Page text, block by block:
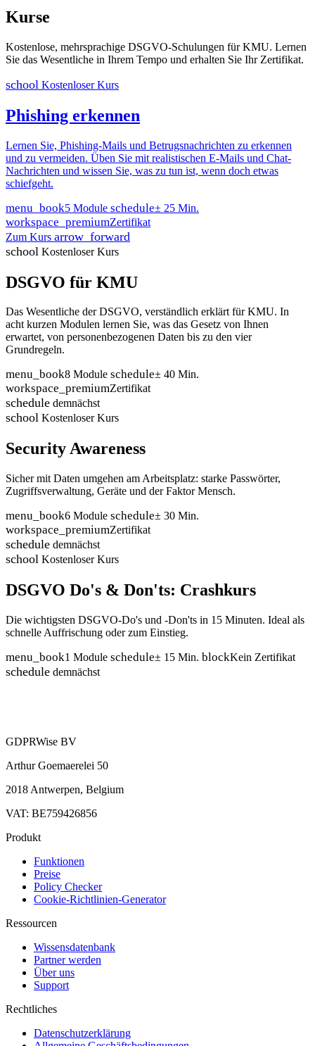
Kurse
Kostenlose, mehrsprachige DSGVO-Schulungen für KMU. Lernen
Sie das Wesentliche in Ihrem Tempo und erhalten Sie Ihr Zertifikat.
school Kostenloser Kurs
Phishing erkennen
Lernen Sie, Phishing-Mails und Betrugsnachrichten zu erkennen
und zu vermeiden. Üben Sie mit realistischen E-Mails und Chat-
Nachrichten und wissen Sie, was zu tun ist, wenn doch etwas
schiefgeht.
menu_book5 Module schedule± 25 Min.
workspace_premiumZertifikat
Zum Kurs arrow_forward
school Kostenloser Kurs
DSGVO für KMU
Das Wesentliche der DSGVO, verständlich erklärt für KMU. In
acht kurzen Modulen lernen Sie, was das Gesetz von Ihnen
erwartet, von personenbezogenen Daten bis zu den vier
Grundregeln.
menu_book8 Module schedule± 40 Min.
workspace_premiumZertifikat
schedule demnächst
school Kostenloser Kurs
Security Awareness
Sicher mit Daten umgehen am Arbeitsplatz: starke Passwörter,
Zugriffsverwaltung, Geräte und der Faktor Mensch.
menu_book6 Module schedule± 30 Min.
workspace_premiumZertifikat
schedule demnächst
school Kostenloser Kurs
DSGVO Do's & Don'ts: Crashkurs
Die wichtigsten DSGVO-Do's und -Don'ts in 15 Minuten. Ideal als
schnelle Auffrischung oder zum Einstieg.
menu_book1 Module schedule± 15 Min. blockKein Zertifikat
schedule demnächst
GDPRWise BV
Arthur Goemaerelei 50
2018 Antwerpen, Belgium
VAT: BE759426856
Produkt
Funktionen
Preise
Policy Checker
Cookie-Richtlinien-Generator
Ressourcen
Wissensdatenbank
Partner werden
Über uns
Support
Rechtliches
Datenschutzerklärung